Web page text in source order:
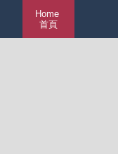
Home
首頁